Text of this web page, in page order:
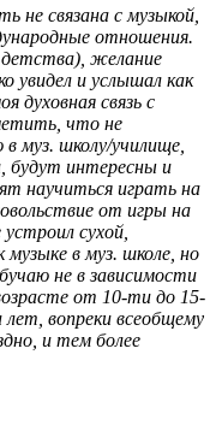
не связана с музыкой,
отношения.
детства), желание
увидел и услышал как
духовная связь с
что не
муз. школу/училище,
будут интересны и
научиться играть на
от игры на
сухой,
в муз. школе, но
не в зависимости
от 10-ти до 15-
вопреки всеобщему
и тем более